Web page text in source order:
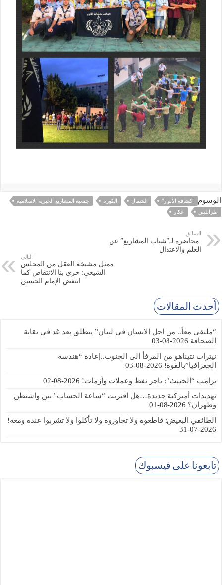
الوسوم "كشافة الأنوار" الشمال الكورة
جمعية المشاريع الخيرية الاسلامية
طرابلس
عكار
السابق
محاضرة لـ”شباب المشاريع” عن
العلم والاعتدال
التالي
ممثل مشيخة العقل من المجلس
الشيعي: حري بنا الانتفاض كما
انتفض الإمام الحسين
أحدث المقالات
“ملتقى معاً.. من اجل الانسان في لبنان” ينطلق بعد غد في نقابة
الصحافة 2026-08-03
نيترات نتيناهو من المرفأ الى الجنوب..إعادة “هندسة
الجغرافيا”بالقوة! 2026-08-03
ترامب “الخبيث”: تاجر نفط وعملات وأزمات! 2026-08-02
تهديدات أميركية جديدة…هل اقتربت “ساعة الحساب” بين واشنطن
وطهران؟ 2026-08-01
الطائفي البغيض: قاطعوه ولا تجاوروه ولا تأكلوا ولا تشربوا عنده ومعه!
2026-07-31
تابعونا على فيسبوك